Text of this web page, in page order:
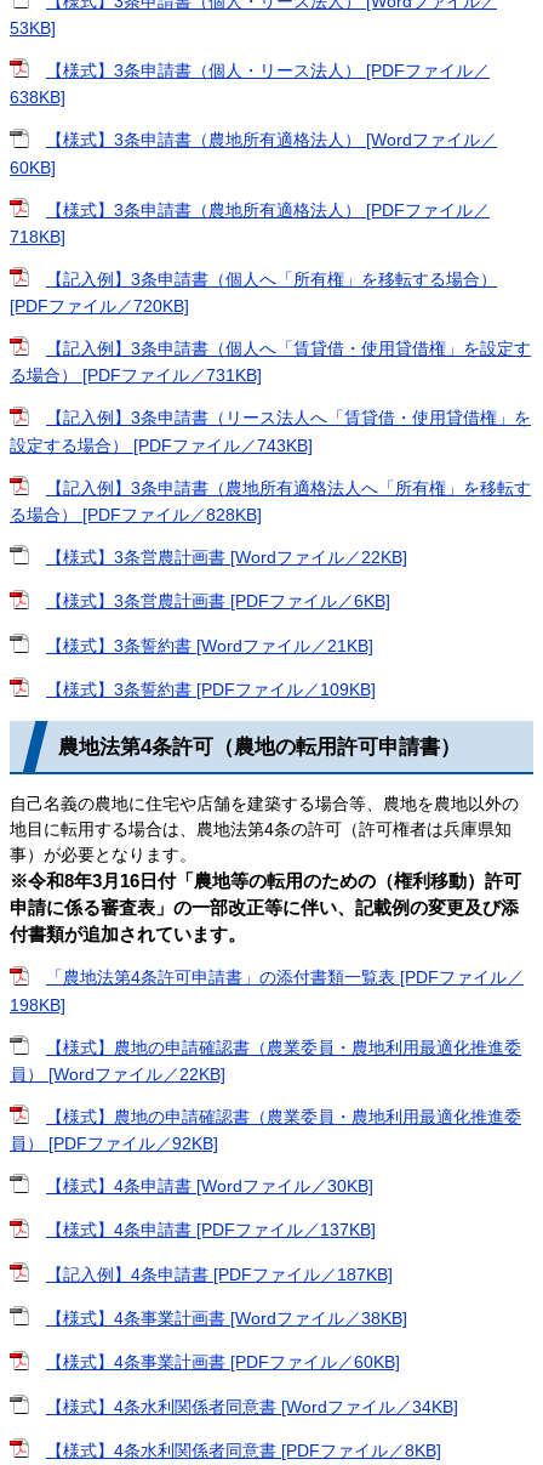
53KB]
【様式】3条申請書（個人・リース法人） [PDFファイル／
638KB]
【様式】3条申請書（農地所有適格法人） [Wordファイル／
60KB]
【様式】3条申請書（農地所有適格法人） [PDFファイル／
718KB]
【記入例】3条申請書（個人へ「所有権」を移転する場合）
[PDFファイル／720KB]
【記入例】3条申請書（個人へ「賃貸借・使用貸借権」を設定す
る場合） [PDFファイル／731KB]
【記入例】3条申請書（リース法人へ「賃貸借・使用貸借権」を
設定する場合） [PDFファイル／743KB]
【記入例】3条申請書（農地所有適格法人へ「所有権」を移転す
る場合） [PDFファイル／828KB]
【様式】3条営農計画書 [Wordファイル／22KB]
【様式】3条営農計画書 [PDFファイル／6KB]
【様式】3条誓約書 [Wordファイル／21KB]
【様式】3条誓約書 [PDFファイル／109KB]
農地法第4条許可（農地の転用許可申請書）
自己名義の農地に住宅や店舗を建築する場合等、農地を農地以外の
地目に転用する場合は、農地法第4条の許可（許可権者は兵庫県知
事）が必要となります。
※令和8年3月16日付「農地等の転用のための（権利移動）許可
申請に係る審査表」の一部改正等に伴い、記載例の変更及び添
付書類が追加されています。
「農地法第4条許可申請書」の添付書類一覧表 [PDFファイル／
198KB]
【様式】農地の申請確認書（農業委員・農地利用最適化推進委
員） [Wordファイル／22KB]
【様式】農地の申請確認書（農業委員・農地利用最適化推進委
員） [PDFファイル／92KB]
【様式】4条申請書 [Wordファイル／30KB]
【様式】4条申請書 [PDFファイル／137KB]
【記入例】4条申請書 [PDFファイル／187KB]
【様式】4条事業計画書 [Wordファイル／38KB]
【様式】4条事業計画書 [PDFファイル／60KB]
【様式】4条水利関係者同意書 [Wordファイル／34KB]
【様式】4条水利関係者同意書 [PDFファイル／8KB]